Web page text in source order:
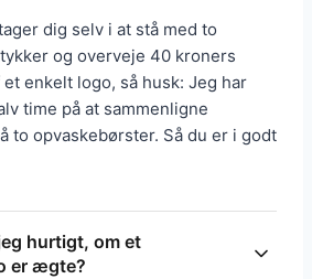
dig selv i at stå med to
og overveje 40 kroners
enkelt logo, så husk: Jeg har
time på at sammenligne
to opvaskebørster. Så du er i godt
hurtigt, om et
er ægte?